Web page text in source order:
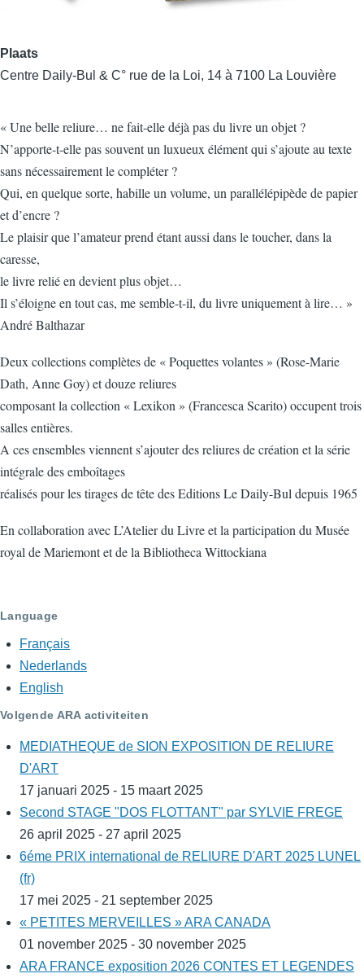
Plaats
Centre Daily-Bul & C° rue de la Loi, 14 à 7100 La Louvière
« Une belle reliure… ne fait-elle déjà pas du livre un objet ?
N’apporte-t-elle pas souvent un luxueux élément qui s’ajoute au texte
sans nécessairement le compléter ?
Qui, en quelque sorte, habille un volume, un parallélépipède de papier
et d’encre ?
Le plaisir que l’amateur prend étant aussi dans le toucher, dans la
caresse,
le livre relié en devient plus objet…
Il s’éloigne en tout cas, me semble-t-il, du livre uniquement à lire… »
André Balthazar
Deux collections complètes de « Poquettes volantes » (Rose-Marie
Dath, Anne Goy) et douze reliures
composant la collection « Lexikon » (Francesca Scarito) occupent trois
salles entières.
A ces ensembles viennent s’ajouter des reliures de création et la série
intégrale des emboîtages
réalisés pour les tirages de tête des Editions Le Daily-Bul depuis 1965
En collaboration avec L’Atelier du Livre et la participation du Musée
royal de Mariemont et de la Bibliotheca Wittockiana
Language
Français
Nederlands
English
Volgende ARA activiteiten
MEDIATHEQUE de SION EXPOSITION DE RELIURE
D'ART
17 januari 2025 - 15 maart 2025
Second STAGE "DOS FLOTTANT" par SYLVIE FREGE
26 april 2025 - 27 april 2025
6éme PRIX international de RELIURE D'ART 2025 LUNEL
(fr)
17 mei 2025 - 21 september 2025
« PETITES MERVEILLES » ARA CANADA
01 november 2025 - 30 november 2025
ARA FRANCE exposition 2026 CONTES ET LEGENDES